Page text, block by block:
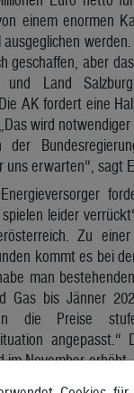
einem enormen
geschaffen, aber
Land
AK fordert eine
wird
der
uns erwarten“, sagt
spielen leider
Zu
kommt es bei
man
Gas bis Jänner
die Preise
angepasst.“
im November erhöht